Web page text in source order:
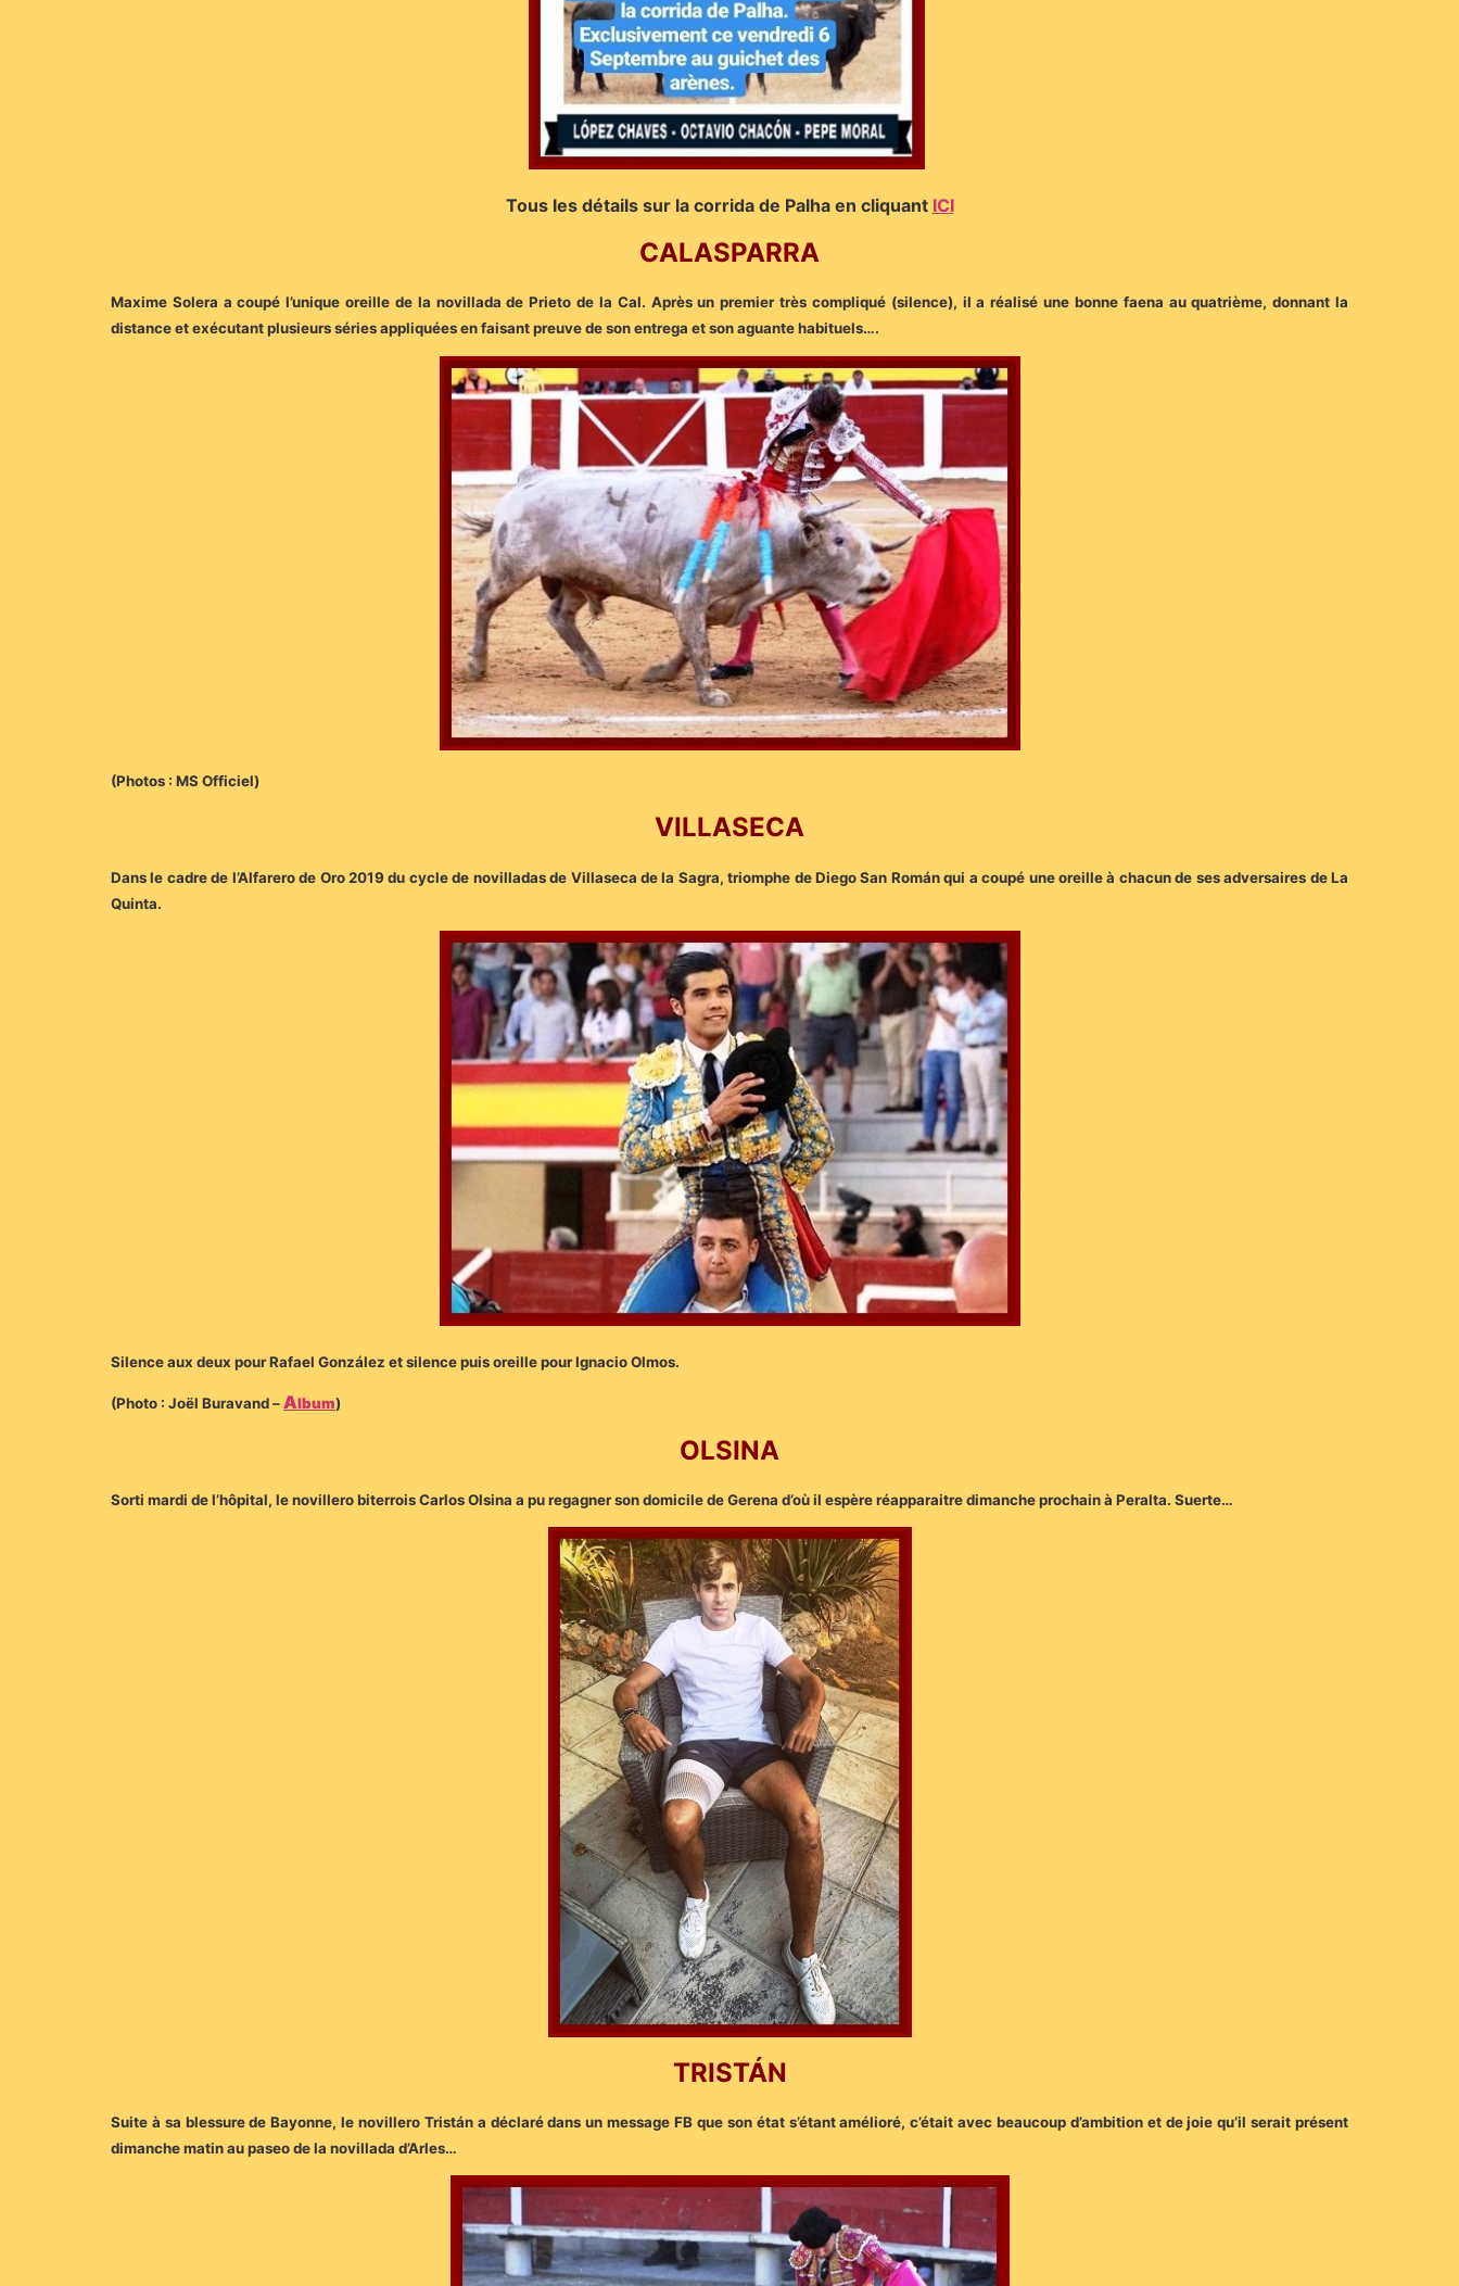
Tous les détails sur la corrida de Palha en cliquant ICI
CALASPARRA
Maxime Solera a coupé l’unique oreille de la novillada de Prieto de la Cal. Après un premier très compliqué (silence), il a réalisé une bonne faena au quatrième, donnant la
distance et exécutant plusieurs séries appliquées en faisant preuve de son entrega et son aguante habituels….
(Photos : MS Officiel)
VILLASECA
Dans le cadre de l’Alfarero de Oro 2019 du cycle de novilladas de Villaseca de la Sagra, triomphe de Diego San Román qui a coupé une oreille à chacun de ses adversaires de La
Quinta.
Silence aux deux pour Rafael González et silence puis oreille pour Ignacio Olmos.
(Photo : Joël Buravand –Album)
OLSINA
Sorti mardi de l’hôpital, le novillero biterrois Carlos Olsina a pu regagner son domicile de Gerena d’où il espère réapparaitre dimanche prochain à Peralta. Suerte…
TRISTÁN
Suite à sa blessure de Bayonne, le novillero Tristán a déclaré dans un message FB que son état s’étant amélioré, c’était avec beaucoup d’ambition et de joie qu’il serait présent
dimanche matin au paseo de la novillada d’Arles…